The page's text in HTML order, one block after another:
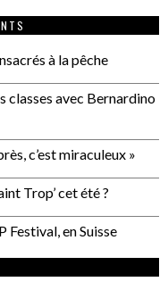
à la pêche
classes avec Bernardino
c’est miraculeux »
Trop’ cet été ?
Festival, en Suisse